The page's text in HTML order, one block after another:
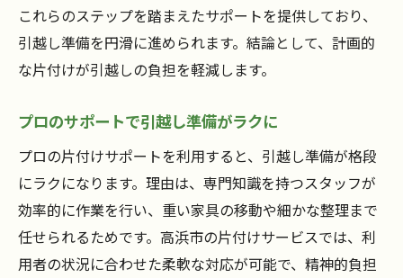
これらのステップを踏まえたサポートを提供しており、
引越し準備を円滑に進められます。結論として、計画的
な片付けが引越しの負担を軽減します。
プロのサポートで引越し準備がラクに
プロの片付けサポートを利用すると、引越し準備が格段
にラクになります。理由は、専門知識を持つスタッフが
効率的に作業を行い、重い家具の移動や細かな整理まで
任せられるためです。高浜市の片付けサービスでは、利
用者の状況に合わせた柔軟な対応が可能で、精神的負担